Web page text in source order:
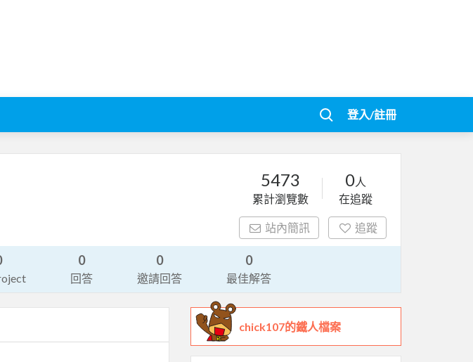
登入/註冊
5473
累計瀏覽數
0人
在追蹤
站內簡訊 追蹤
0
回答
0
邀請回答
0
最佳解答
chick107的鐵人檔案